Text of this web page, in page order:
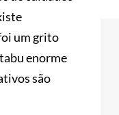
um grito
enorme
são